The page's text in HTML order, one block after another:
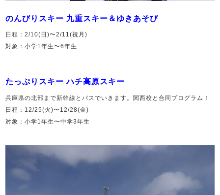
のんびりスキー 九重スキー＆ゆきあそび
日程：2/10(日)〜2/11(祝月)
対象：小学1年生〜6年生
たっぷりスキー ハチ高原スキー
兵庫県の北部まで新幹線とバスでいきます。関西校と合同プログラム！
日程：12/25(火)〜12/28(金)
対象：小学1年生〜中学3年生